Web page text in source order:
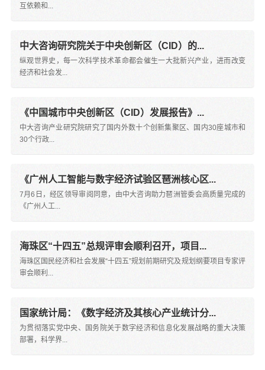
互依赖和...
中大咨询研究院关于中央创新区（CID）的...
纵观世界史，每一次科学技术革命都会催生一大批新兴产业，进而改变
经济和社会发...
《中国城市中央创新区（CID）发展报告》...
中大咨询产业研究院研究了国内外数十个创新集聚区、国内30座城市和
30个行政...
《广州人工智能与数字经济试验区琶洲核心区...
7月6日，经区领导审阅同意，由中大咨询助力琶洲管委会高质量完成的
《广州人工...
海珠区“十四五”总规评审会顺利召开，项目...
海珠区国民经济和社会发展“十四五”规划前期研究及规划纲要项目专家评
审会顺利...
国家统计局：《数字经济及其核心产业统计分...
为贯彻落实党中央、国务院关于数字经济和信息化发展战略的重大决策
部署，科学界...